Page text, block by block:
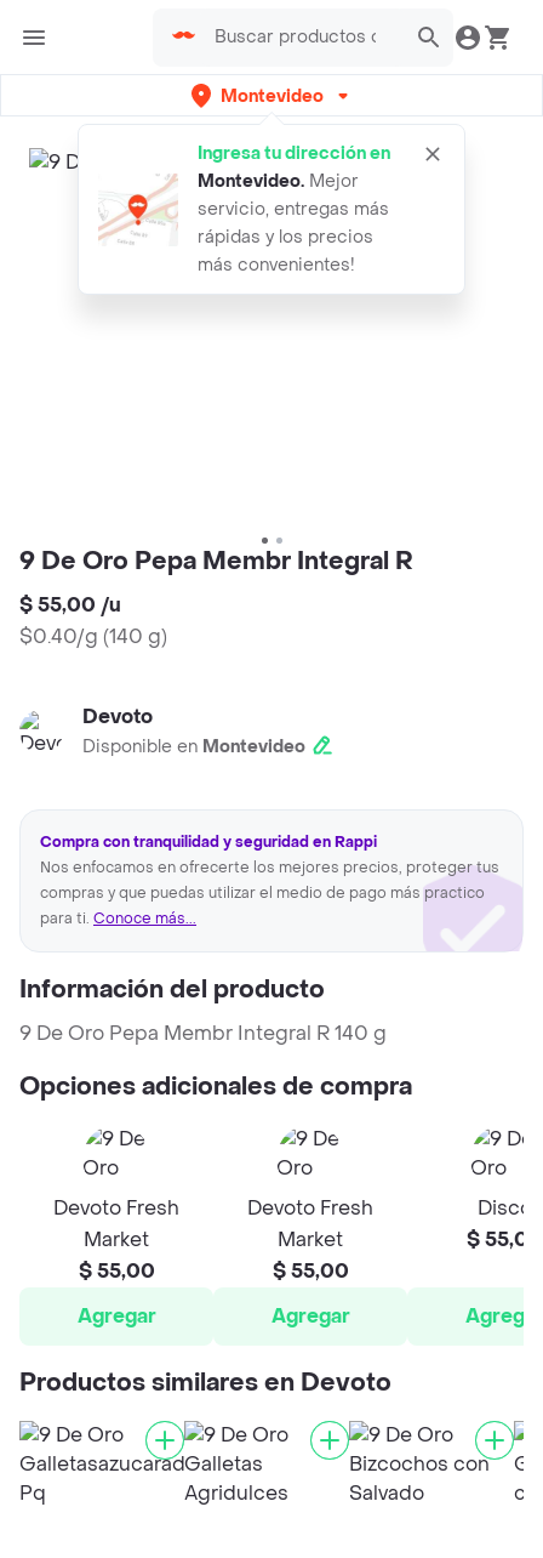
Montevideo
Ingresa tu dirección en
Montevideo. Mejor
servicio, entregas más
rápidas y los precios
más convenientes!
9 De Oro Pepa Membr Integral R
$ 55,00 /u
$0.40/g (140 g)
Devoto
Disponible en Montevideo
Compra con tranquilidad y seguridad en Rappi
Nos enfocamos en ofrecerte los mejores precios, proteger tus
compras y que puedas utilizar el medio de pago más practico
para ti. Conoce más...
Información del producto
9 De Oro Pepa Membr Integral R 140 g
Opciones adicionales de compra
Devoto Fresh
Market
$ 55,00
Agregar
Devoto Fresh
Market
$ 55,00
Agregar
Disco
$ 55,00
Agregar
Productos similares en Devoto